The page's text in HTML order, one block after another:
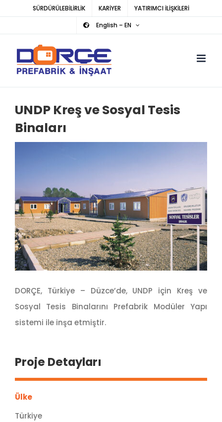
SÜRDÜRÜLEBİLİRLİK KARİYER
YATIRIMCI İLİŞKİLERİ
English – EN
UNDP Kreş ve Sosyal Tesis
Binaları
DORÇE, Türkiye – Düzce’de, UNDP için Kreş ve
Sosyal Tesis Binalarını Prefabrik Modüler Yapı
sistemi ile inşa etmiştir.
Proje Detayları
Ülke
Türkiye